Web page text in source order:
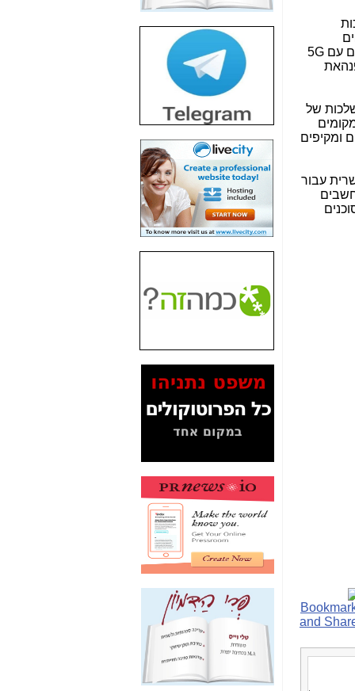
עם5G
של
ומקיפים
עבור
הדומה לזו של "תיק
4000" אך בתחום
הסלולר -
חשיפת מה שלא
רוצים שתדעו בעניין
פריסת אנלימיטד
(בניחוח בלתי נסבל) -
כאן
חשיפה: איוב קרא
אישר לקבוצת סלקום
בדיוק מה שביבי אישר
כאן
האם השר איוב קרא
היה צריך בכלל לחתום
על האישור, שנתן
האם ביבי וקרא קבלו
בכלל תמורה עבור
המסמכים בנושא בזק-
Yes (תיק 4000)
לאיש הלא נכון! -כאן
עובדות ומסמכים
תקשורת עזר לקב'
בזק? - כאן
מה מקור ה-Fake
News שהביא לתפירת
תיק לביבי והעלמת
החשודים הנכונים -כאן
אחת הרגליים של "תיק
4000 התפור"
התמוטטה היום
בניצחון (כפול) של בזק
כאן
איך כתבות מפנקות